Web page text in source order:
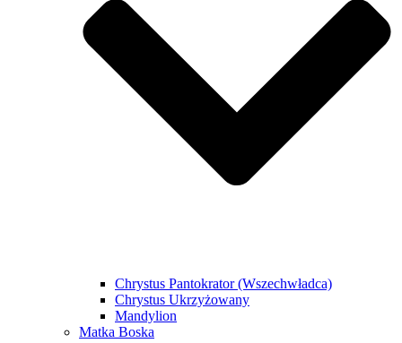
Chrystus Pantokrator (Wszechwładca)
Chrystus Ukrzyżowany
Mandylion
Matka Boska